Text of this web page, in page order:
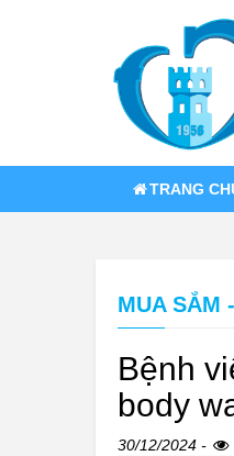
TRANG
MUA SẮM
Bệnh
body
30/12/2024 -